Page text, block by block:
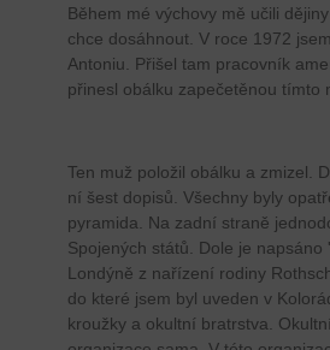
Během mé výchovy mě učili
chce dosáhnout. V roce 1972
Antoniu. Přišel tam pracovník
přinesl obálku zapečetěnou tímto
Ten muž položil obálku a zmizel.
ní šest dopisů. Všechny byly
pyramida. Na zadní straně
Spojených států. Dole je
Londýně z nařízení rodiny
do které jsem byl uveden v
kroužky a okultní bratrstva.